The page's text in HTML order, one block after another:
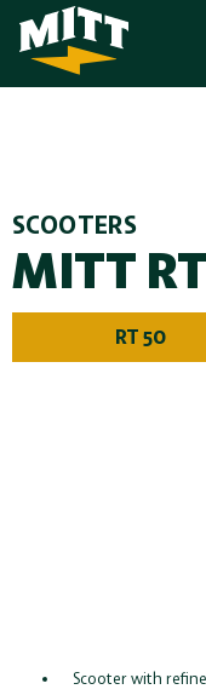
SCOOTERS
MITT
RT 50
Scooter with